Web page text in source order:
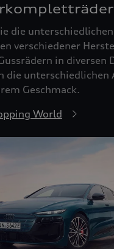
die unterschiedlichen
verschiedener
in diversen
die unterschiedlichen
Geschmack.
World